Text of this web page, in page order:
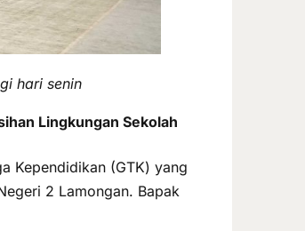
hari senin
Lingkungan Sekolah
Kependidikan (GTK) yang
2 Lamongan. Bapak